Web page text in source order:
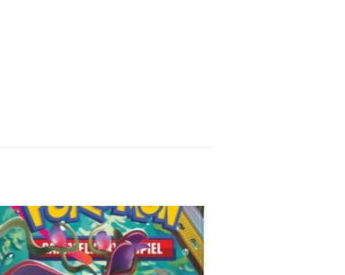
Auf die
Wunschliste